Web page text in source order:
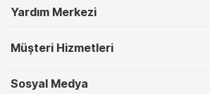
Yardım Merkezi
Müşteri Hizmetleri
Sosyal Medya